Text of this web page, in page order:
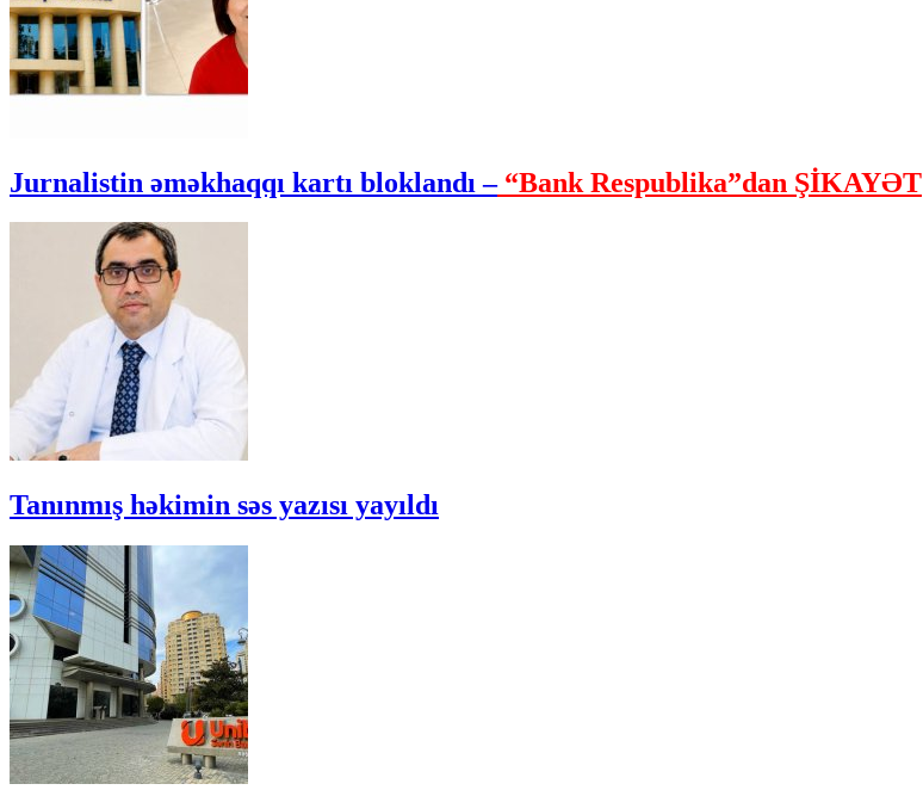
Jurnalistin əməkhaqqı kartı bloklandı –“Bank Respublika”dan ŞİKAYƏT
Tanınmış həkimin səs yazısı yayıldı